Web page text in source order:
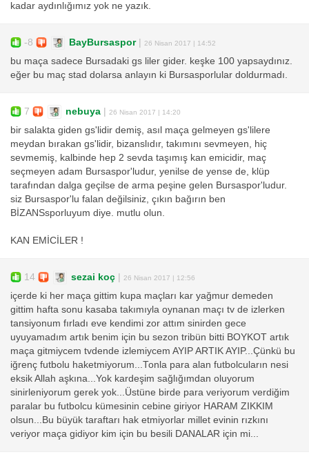
kadar aydınlığımız yok ne yazık.
-8 BayBursaspor| 26 Nisan 2017 | 14:52
bu maça sadece Bursadaki gs liler gider. keşke 100 yapsaydınız.
eğer bu maç stad dolarsa anlayın ki Bursasporlular doldurmadı.
7 nebuya 26 Nisan 2017 | 14:20
bir salakta giden gs'lidir demiş, asıl maça gelmeyen gs'lilere
meydan bırakan gs'lidir, bizanslıdır, takımını sevmeyen, hiç
sevmemiş, kalbinde hep 2 sevda taşımış kan emicidir, maç
seçmeyen adam Bursaspor'ludur, yenilse de yense de, klüp
tarafından dalga geçilse de arma peşine gelen Bursaspor'ludur.
siz Bursaspor'lu falan değilsiniz, çıkın bağırın ben
BİZANSsporluyum diye. mutlu olun.
KAN EMİCİLER !
14 sezai koç 26 Nisan 2017 | 12:56
içerde ki her maça gittim kupa maçları kar yağmur demeden
gittim hafta sonu kasaba takımıyla oynanan maçı tv de izlerken
tansiyonum fırladı eve kendimi zor attım sinirden gece
uyuyamadım artık benim için bu sezon tribün bitti BOYKOT artık
maça gitmiycem tvdende izlemiycem AYIP ARTIK AYIP...Çünkü bu
iğrenç futbolu haketmiyorum...Tonla para alan futbolcuların nesi
eksik Allah aşkına...Yok kardeşim sağlığımdan oluyorum
sinirleniyorum gerek yok...Üstüne birde para veriyorum verdiğim
paralar bu futbolcu kümesinin cebine giriyor HARAM ZIKKIM
olsun...Bu büyük taraftarı hak etmiyorlar millet evinin rızkını
veriyor maça gidiyor kim için bu besili DANALAR için mi...